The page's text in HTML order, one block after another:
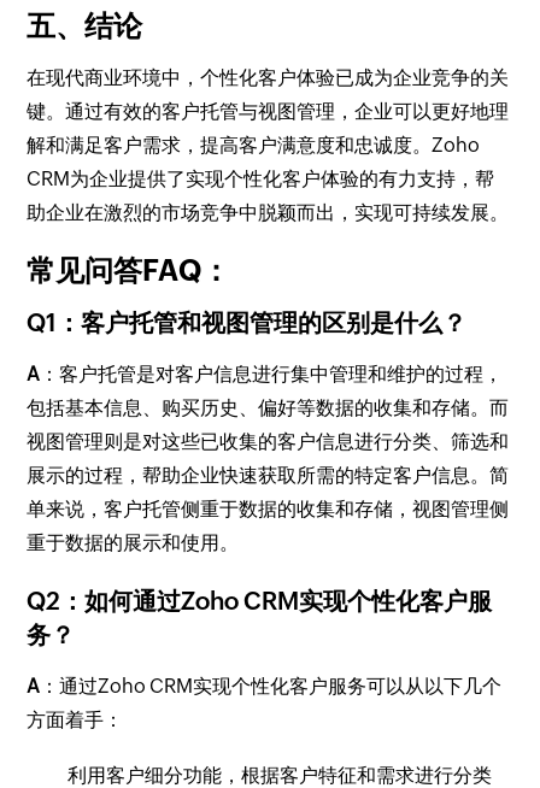
五、结论
在现代商业环境中，个性化客户体验已成为企业竞争的关
键。通过有效的客户托管与视图管理，企业可以更好地理
解和满足客户需求，提高客户满意度和忠诚度。Zoho
CRM为企业提供了实现个性化客户体验的有力支持，帮
助企业在激烈的市场竞争中脱颖而出，实现可持续发展。
常见问答FAQ：
Q1：客户托管和视图管理的区别是什么？
A ：客户托管是对客户信息进行集中管理和维护的过程，
包括基本信息、购买历史、偏好等数据的收集和存储。而
视图管理则是对这些已收集的客户信息进行分类、筛选和
展示的过程，帮助企业快速获取所需的特定客户信息。简
单来说，客户托管侧重于数据的收集和存储，视图管理侧
重于数据的展示和使用。
Q2：如何通过Zoho CRM实现个性化客户服
务？
A ：通过Zoho CRM实现个性化客户服务可以从以下几个
方面着手：
利用客户细分功能，根据客户特征和需求进行分类